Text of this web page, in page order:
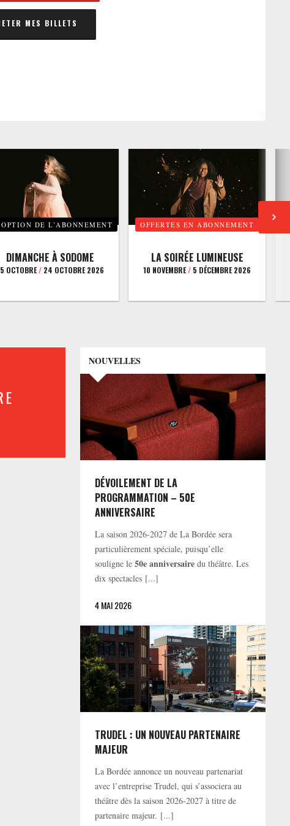
MES BILLETS
DE L’ABONNEMENT
DIMANCHE À SODOME
OCTOBRE/24 OCTOBRE 2026
OFFERTES EN ABONNEMENT
LA SOIRÉE LUMINEUSE
10 NOVEMBRE/ 5 DÉCEMBRE 2026
NOUVELLES
DÉVOILEMENT DE LA
PROGRAMMATION – 50E
ANNIVERSAIRE
La saison 2026-2027 de La Bordée sera
particulièrement spéciale, puisqu’elle
souligne le50e anniversaire du théâtre. Les
dix spectacles [...]
4 MAI 2026
TRUDEL : UN NOUVEAU PARTENAIRE
MAJEUR
La Bordée annonce un nouveau partenariat
avec l’entreprise Trudel, qui s’associera au
théâtre dès la saison 2026-2027 à titre de
partenaire majeur. [...]